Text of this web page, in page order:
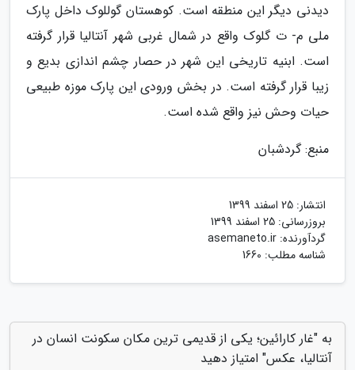
دیدنی دیگر این منطقه است. کوهستان گوللوک داخل پارک
ملی م- ت گلوک واقع در شمال غربی شهر آنتالیا قرار گرفته
است. ابنیه تاریخی این شهر در حصار چشم اندازی بدیع و
زیبا قرار گرفته است. در بخش ورودی این پارک موزه طبیعی
حیات وحش نیز واقع شده است.
منبع: گردشبان
انتشار: 25 اسفند 1399
بروزرسانی: 25 اسفند 1399
گردآورنده: asemaneto.ir
شناسه مطلب: 1660
به "غار کارائین؛ یکی از قدیمی ترین مکان سکونت انسان در
آنتالیا، عکس" امتیاز دهید